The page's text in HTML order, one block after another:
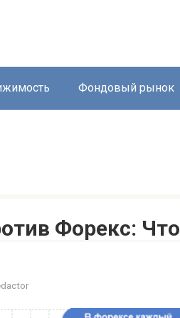
Фондовый рынок
Форекс: Что